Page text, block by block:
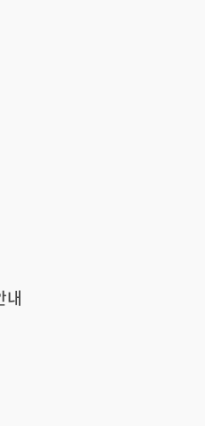
내